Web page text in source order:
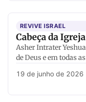
REVIVE ISRAEL
Cabeça da
Asher Intrater
de Deus e em todas
19 de junho de 2026